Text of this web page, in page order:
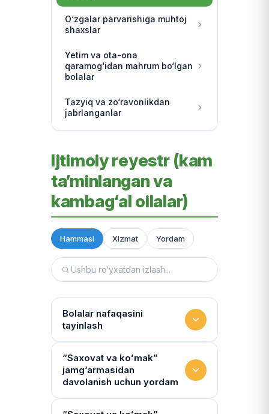
O‘zgalar parvarishiga muhtoj
shaxslar
Yetim va ota-ona
qaramog‘idan mahrum bo‘lgan
bolalar
Tazyiq va zo‘ravonlikdan
jabrlanganlar
Ijtimoiy reyestr (kam
ta’minlangan va
kambag‘al oilalar)
Hammasi Xizmat Yordam
Bolalar nafaqasini
tayinlash
To‘lov miqdori
Miqdor qonunchilik bilan belgilanadi.
“Kambag‘allik chegarasidagi oila”ga
75% yoki 50% to‘lanadi
“Saxovat va koʻmak”
jamg‘armasidan
davolanish uchun yordam